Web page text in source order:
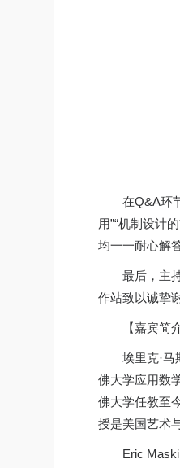
在Q&A环
用”“机制设计
均一一耐心解答
最后，主
作站致以诚挚
【嘉宾简
埃里克·
佛大学应用数
佛大学任教至
授是美国艺术
Eric